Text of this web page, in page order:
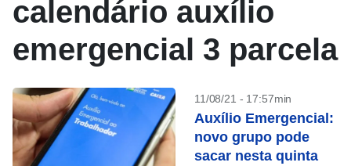
calendário auxílio
emergencial 3 parcela
11/08/21 - 17:57min
Auxílio Emergencial:
novo grupo pode
sacar nesta quinta